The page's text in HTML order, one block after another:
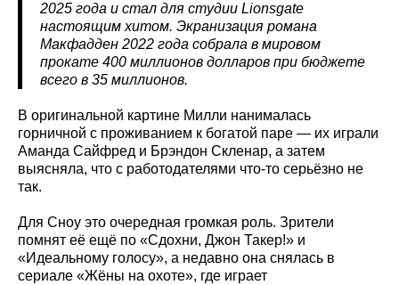
2025 года и стал для студии Lionsgate
настоящим хитом. Экранизация романа
Макфадден 2022 года собрала в мировом
прокате 400 миллионов долларов при бюджете
всего в 35 миллионов.
В оригинальной картине Милли нанималась
горничной с проживанием к богатой паре — их играли
Аманда Сайфред и Брэндон Скленар, а затем
выясняла, что с работодателями что-то серьёзно не
так.
Для Сноу это очередная громкая роль. Зрители
помнят её ещё по «Сдохни, Джон Такер!» и
«Идеальному голосу», а недавно она снялась в
сериале «Жёны на охоте», где играет